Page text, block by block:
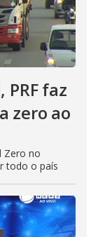
faz
zero ao
Zero no
todo o país